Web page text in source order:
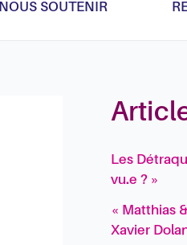
NOUS SOUTENIR
Les
vu.e ? »
« Matthias
Xavier